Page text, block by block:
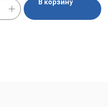
В корзину